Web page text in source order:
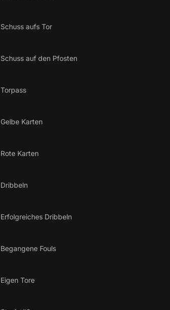
Schuss aufs Tor
Schuss auf den Pfosten
Torpass
Gelbe Karten
Rote Karten
Dribbeln
Erfolgreiches Dribbeln
Begangene Fouls
Eigen Tore